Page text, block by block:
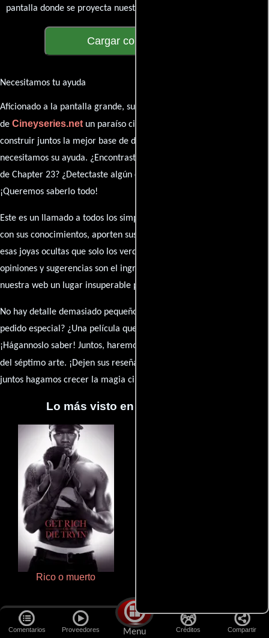
Comentarios Proveedores Menu Créditos Compartir
pantalla donde se proyecta nuestra diversidad de opiniones!
Cargar comentarios
Necesitamos tu ayuda
Aficionado a la pantalla grande, su participación es clave para hacer
de Cineyseries.netun paraíso cinéfilo completo. Queremos
construir juntos la mejor base de datos cinematográfica, pero
necesitamos su ayuda. ¿Encontraste algún dato faltante en la ficha
de Chapter 23? ¿Detectaste algún error en la sinopsis o el elenco?
¡Queremos saberlo todo!
Este es un llamado a todos los simpatizantes del cine: contribuyan
con sus conocimientos, aporten sus descubrimientos y compartan
esas joyas ocultas que solo los verdaderos fanáticos conocen. Sus
opiniones y sugerencias son el ingrediente secreto que hará de
nuestra web un lugar insuperable para los amantes del celuloide.
No hay detalle demasiado pequeño ni opinión insignificante. ¿Algún
pedido especial? ¿Una película que sueñas con ver reseñada?
¡Hágannoslo saber! Juntos, haremos de esta comunidad el epicentro
del séptimo arte. ¡Dejen sus reseña en la
juntos hagamos crecer la magia cinematográfica!
Lo más visto en Cineyseries.net
Rico o muerto